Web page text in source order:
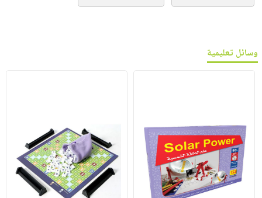
وسائل تعليمية